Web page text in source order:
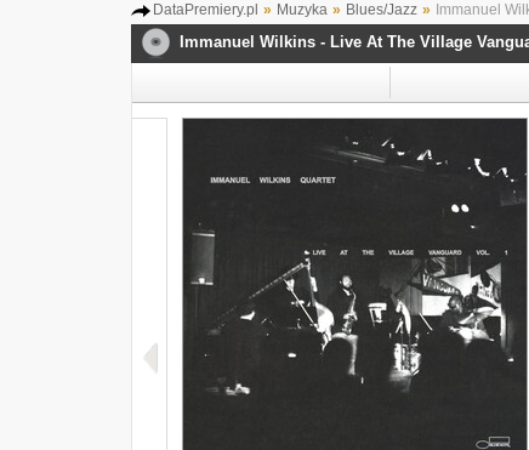
DataPremiery.pl » Muzyka » Blues/Jazz » Immanuel
Immanuel Wilkins - Live At The Village